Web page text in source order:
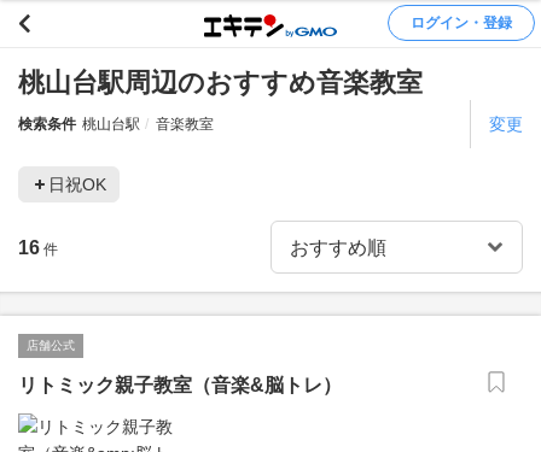
ログイン・登録
桃山台駅周辺のおすすめ音楽教室
検索条件 桃山台駅 音楽教室 変更
日祝OK
16 件
店舗公式
リトミック親子教室（音楽&脳トレ）